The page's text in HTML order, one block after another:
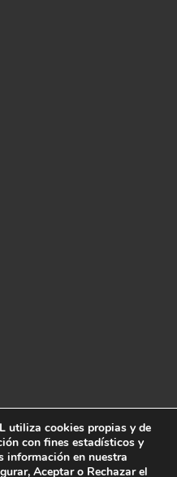
utiliza cookies propias y de
con fines estadísticos y
información en nuestra
Aceptar o Rechazar el